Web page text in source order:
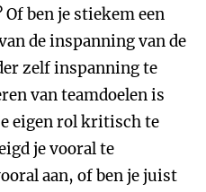
ben je stiekem een
de inspanning van de
zelf inspanning te
van teamdoelen is
eigen rol kritisch te
je vooral te
aan, of ben je juist